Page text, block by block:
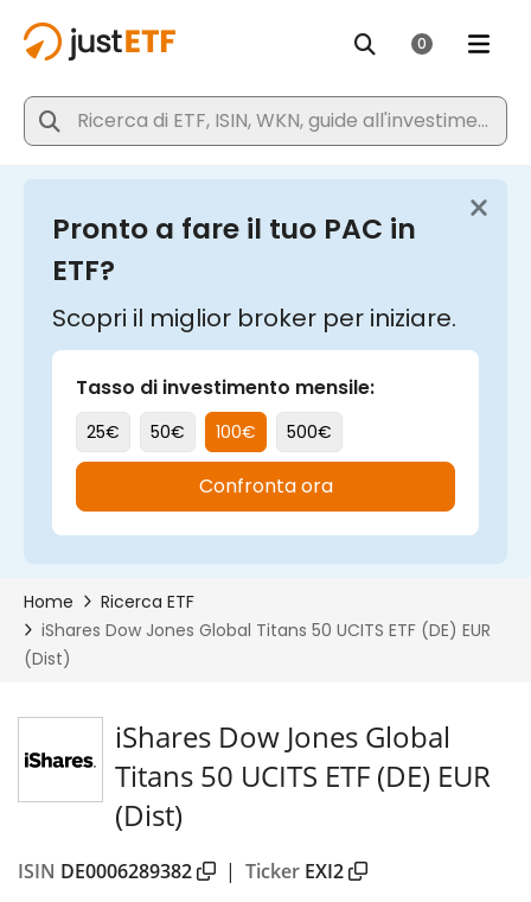
iShares Dow Jones Global
Titans 50 UCITS ETF (DE) EUR
(Dist)
ISIN DE0006289382 | Ticker EXI2